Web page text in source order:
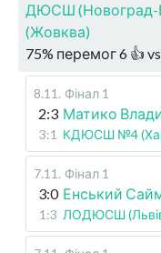
ДЮСШ
(Жовква)
75% перемог6 👍 vs
8.11 . Фінал 1
2:3 Матико
3:1 КДЮСШ №4
7.11 . Фінал 1
3:0 Енський
1:3 ЛОДЮСШ